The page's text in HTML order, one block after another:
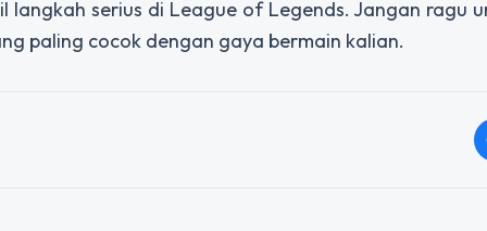
serius di League of Legends. Jangan ragu
paling cocok dengan gaya bermain kalian.